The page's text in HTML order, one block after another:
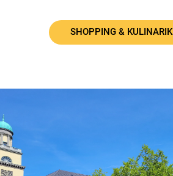
SHOPPING & KULINARIK